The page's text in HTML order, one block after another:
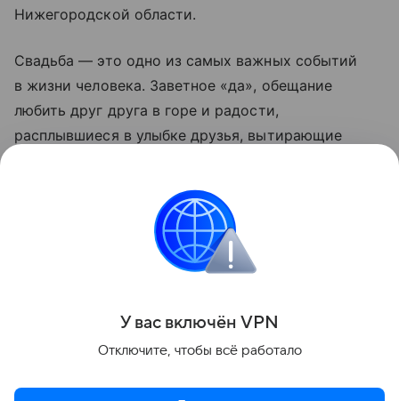
Нижегородской области.
Свадьба — это одно из самых важных событий
в жизни человека. Заветное «да», обещание
любить друг друга в горе и радости,
расплывшиеся в улыбке друзья, вытирающие
молодоженов и их гостей. Напомним, что этим
летом была и еще одна «красивая» дата —
26.06.2026. В тот день более 600 пар
зарегистрировали брак в Нижегородской области.
Поделиться
У вас включён VPN
Отключите, чтобы всё работало